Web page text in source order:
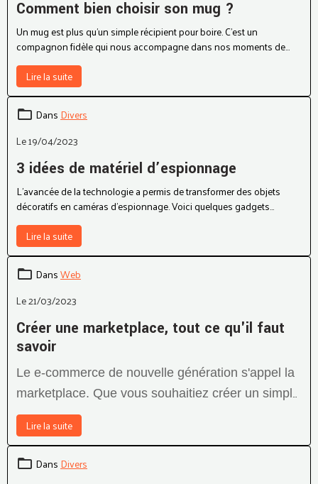
Comment bien choisir son mug ?
Un mug est plus qu’un simple récipient pour boire. C’est un
compagnon fidèle qui nous accompagne dans nos moments de
détente, de travail ou de convivialité.
Lire la suite
3 idées de matériel d’espionnage
L’avancée de la technologie a permis de transformer des objets
décoratifs en caméras d’espionnage. Voici quelques gadgets
d’espionnage discrets.
Lire la suite
Créer une marketplace, tout ce qu'il faut
Le e-commerce de nouvelle génération s'appel la
commerce en ligne avec la possiblité de proposer
une partie marketplace ou que ce soit le coeur de
votre métier, voici tout ce qu'il faut savoir.
Lire la suite